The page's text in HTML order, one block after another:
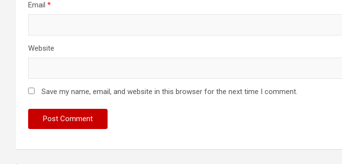
Email *
Website
Save my name, email, and website in this browser for the next time I comment.